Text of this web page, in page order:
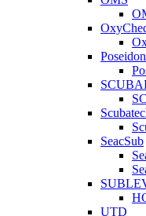
Poseidon
SeacSub
UTD